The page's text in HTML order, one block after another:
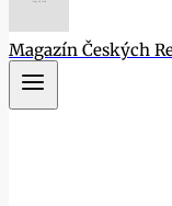
Magazín Českých